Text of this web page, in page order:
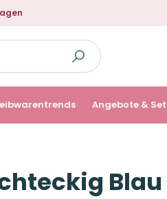
Angebote &
Blau